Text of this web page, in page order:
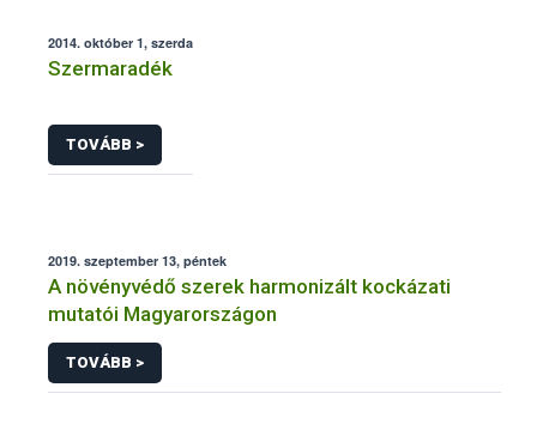
2014. október 1, szerda
Szermaradék
TOVÁBB >
2019. szeptember 13, péntek
A növényvédő szerek harmonizált kockázati
mutatói Magyarországon
TOVÁBB >